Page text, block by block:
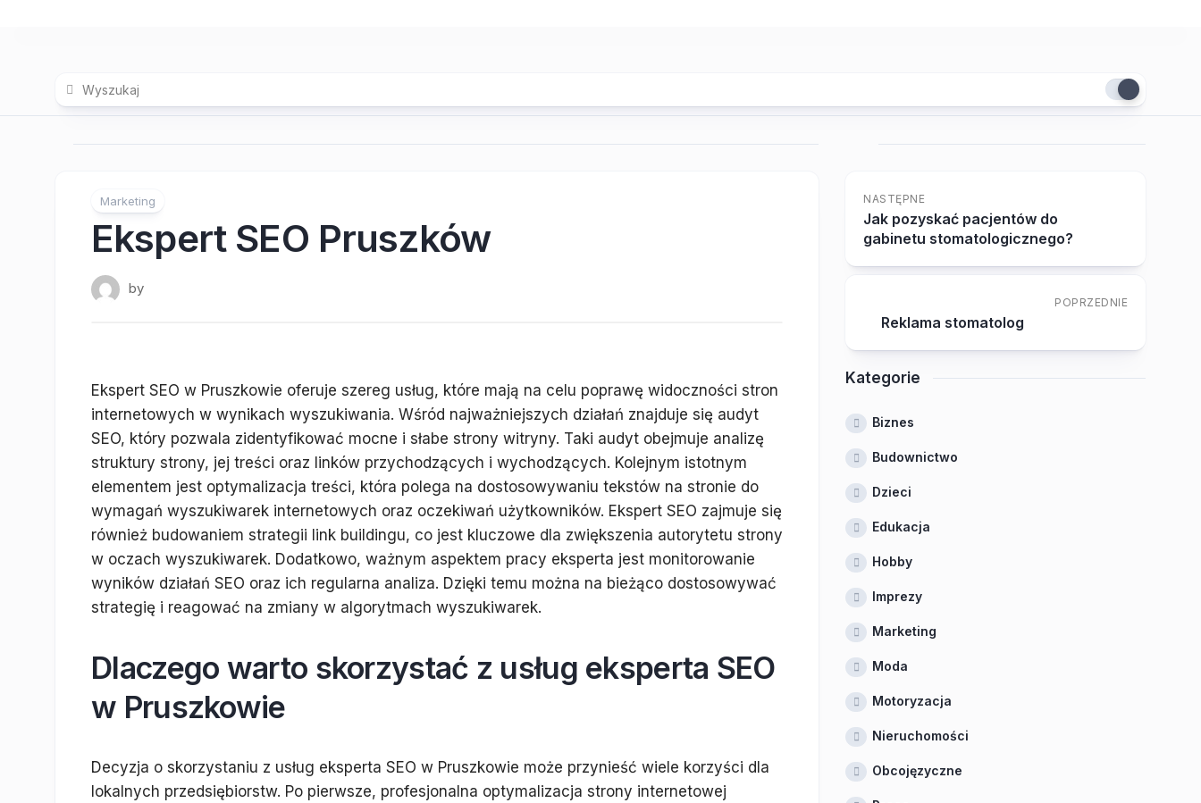
Marketing
Ekspert SEO Pruszków
by
Ekspert SEO w Pruszkowie oferuje szereg usług, które mają na celu poprawę widoczności stron
internetowych w wynikach wyszukiwania. Wśród najważniejszych działań znajduje się audyt
SEO, który pozwala zidentyfikować mocne i słabe strony witryny. Taki audyt obejmuje analizę
struktury strony, jej treści oraz linków przychodzących i wychodzących. Kolejnym istotnym
elementem jest optymalizacja treści, która polega na dostosowywaniu tekstów na stronie do
wymagań wyszukiwarek internetowych oraz oczekiwań użytkowników. Ekspert SEO zajmuje się
również budowaniem strategii link buildingu, co jest kluczowe dla zwiększenia autorytetu strony
w oczach wyszukiwarek. Dodatkowo, ważnym aspektem pracy eksperta jest monitorowanie
wyników działań SEO oraz ich regularna analiza. Dzięki temu można na bieżąco dostosowywać
strategię i reagować na zmiany w algorytmach wyszukiwarek.
Dlaczego warto skorzystać z usług eksperta SEO
w Pruszkowie
Decyzja o skorzystaniu z usług eksperta SEO w Pruszkowie może przynieść wiele korzyści dla
lokalnych przedsiębiorstw. Po pierwsze, profesjonalna optymalizacja strony internetowej
NASTĘPNE
Jak pozyskać pacjentów do
gabinetu stomatologicznego?
POPRZEDNIE
Reklama stomatolog
Kategorie
Biznes
Budownictwo
Dzieci
Edukacja
Hobby
Imprezy
Marketing
Moda
Motoryzacja
Nieruchomości
Obcojęzyczne